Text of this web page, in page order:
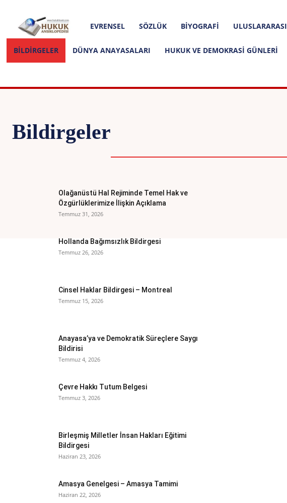
Hukuk
Ansiklopedisi
EVRENSEL SÖZLÜK BIYOGRAFI ULUSLARARASI
BILDIRGELER DÜNYA ANAYASALARI HUKUK VE DEMOKRASI GÜNLERI
Bildirgeler
Olağanüstü Hal Rejiminde Temel Hak ve
Özgürlüklerimize İlişkin Açıklama
Temmuz 31, 2026
Hollanda Bağımsızlık Bildirgesi
Temmuz 26, 2026
Cinsel Haklar Bildirgesi – Montreal
Temmuz 15, 2026
Anayasa’ya ve Demokratik Süreçlere Saygı
Bildirisi
Temmuz 4, 2026
Çevre Hakkı Tutum Belgesi
Temmuz 3, 2026
Birleşmiş Milletler İnsan Hakları Eğitimi
Bildirgesi
Haziran 23, 2026
Amasya Genelgesi – Amasya Tamimi
Haziran 22, 2026